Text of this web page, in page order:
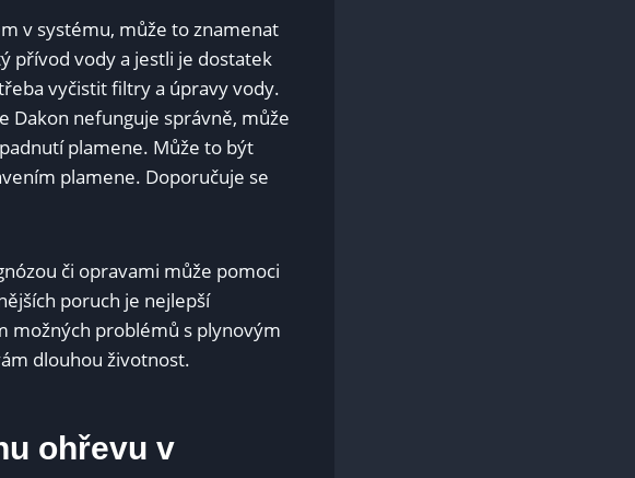
v systému, může to znamenat
přívod vody a jestli je dostatek
vyčistit filtry a úpravy vody.
Dakon nefunguje správně, může
plamene. Může to být
plamene. Doporučuje se
či opravami může pomoci
poruch je nejlepší
možných problémů s plynovým
dlouhou životnost.
ohřevu v